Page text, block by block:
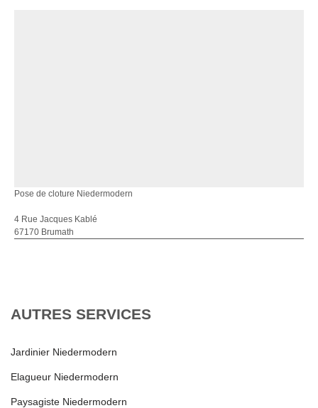
Pose de cloture Niedermodern
4 Rue Jacques Kablé
67170 Brumath
AUTRES SERVICES
Jardinier Niedermodern
Elagueur Niedermodern
Paysagiste Niedermodern